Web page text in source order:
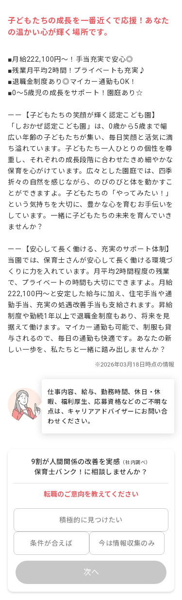
子どもたちの成長を一番近くで応援！あなた
の温かい心が輝く場所です。
■月給222,100円～！手当充実で安心◎
■残業月平均2時間！プライベートも充実♪
■退職金制度あり◎マイカー通勤もOK！
■0～5歳児の成長をサポート！園庭あり☆
ーー【子どもたちの笑顔が輝く認定こども園】
「しおかぜ認定こども園」は、0歳から5歳まで幅
広い年齢の子どもたちが集い、毎日笑顔と活気に満
ち溢れています。子どもたち一人ひとりの個性を尊
重し、それぞれの成長段階に合わせたきめ細やかな
保育を心がけています。広々とした園庭では、四季
折々の自然を感じながら、のびのびと体を動かすこ
とができますよ。子どもたちの「やってみたい！」
という気持ちを大切に、豊かな心を育むお手伝いを
しています。一緒に子どもたちの未来を育んでいき
ませんか？
ーー【安心して長く働ける、充実のサポート体制】
当園では、保育士さんが安心して長く働ける環境づ
くりに力を入れています。月平均2時間程度の残業
で、プライベートの時間も大切にできますよ。月給
222,100円～と安定した給与に加え、住宅手当や通
勤手当、充実の処遇改善手当も支給されます。昇給
制度や勤続1年以上で退職金制度もあり、将来を見
据えて働けます。マイカー通勤も可能で、制服も貸
与されるので、毎日の通勤も快適です。あなたの新
しい一歩を、私たちと一緒に踏み出しませんか？
仕事内容、給与、勤務時間、休日・休
暇、福利厚生、応募資格などのご不明な
点は、キャリアアドバイザーにお問い合
わせください。
9割が人間関係の改善を実感 （社内調べ）
保育士バンク！に相談しませんか？
転職のご意向を教えてください
積極的に見つけたい
条件が合えば 今は情報収集のみ
次へ